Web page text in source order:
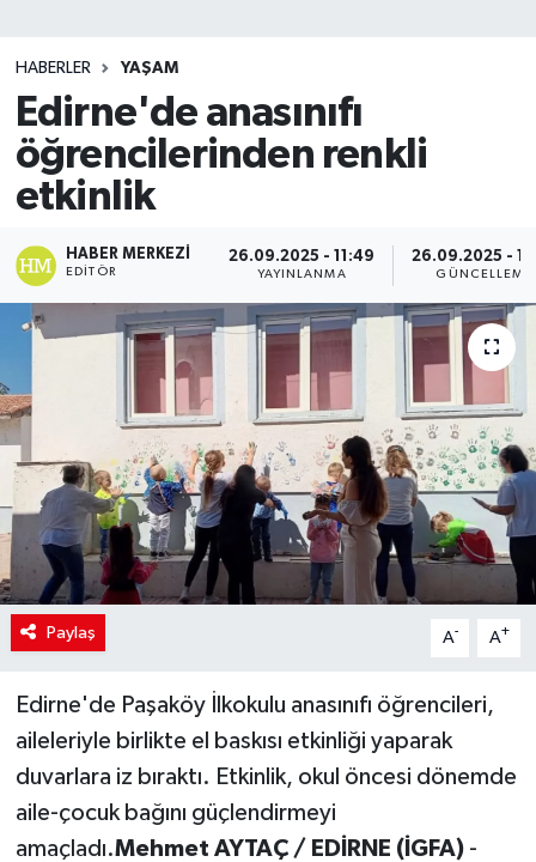
HABERLER YAŞAM
Edirne'de anasınıfı
öğrencilerinden renkli
etkinlik
HABER MERKEZI
EDITÖR
26.09.2025 - 11:49
YAYINLANMA
26.09.2025 -
GÜNCELLEME
Paylaş A- A+
Edirne'de Paşaköy İlkokulu anasınıfı öğrencileri,
aileleriyle birlikte el baskısı etkinliği yaparak
duvarlara iz bıraktı. Etkinlik, okul öncesi dönemde
aile-çocuk bağını güçlendirmeyi
amaçladı.Mehmet AYTAÇ / EDİRNE (İGFA) -
Teknoloji
TRABZON